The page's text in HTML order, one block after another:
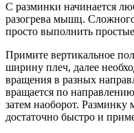
С разминки начинается
разогрева мышц.
просто выполнить
Примите вертикальное
ширину плеч, далее
вращения в разных
вращается по
затем наоборот.
достаточно быстро и